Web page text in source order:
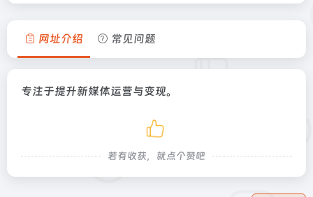
网址介绍 常见问题
专注于提升新媒体运营与变现。
若有收获，就点个赞吧